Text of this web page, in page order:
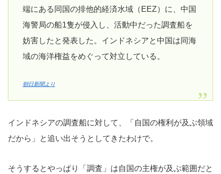
端にある同国の排他的経済水域（EEZ）に、中国
海警局の船1隻が侵入し、活動中だった調査船を
妨害したと発表した。インドネシアと中国は同海
域の海洋権益をめぐって対立している。
朝日新聞より
インドネシアの調査船に対して、「自国の権利が及ぶ領域
だから」と追い出そうとしてきたわけで。
そうするとやっぱり「調査」は自国の主権が及ぶ範囲だと